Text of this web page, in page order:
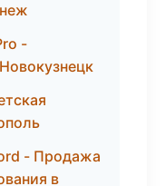
-
- Продажа
в